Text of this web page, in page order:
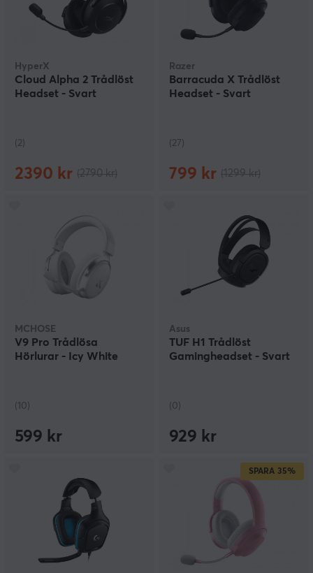
HyperX
Cloud Alpha 2 Trådlöst
Headset - Svart
(2)
2390 kr
Razer
Barracuda X Trådlöst
Headset - Svart
(27)
799 kr
MCHOSE
V9 Pro Trådlösa
Hörlurar - Icy White
(10)
599 kr
Asus
TUF H1 Trådlöst
Gamingheadset - Svart
(0)
929 kr
SPARA 35%